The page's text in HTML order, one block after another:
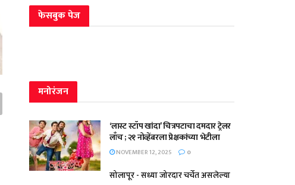
फेसबुक पेज
मनोरंजन
‘लास्ट स्टॉप खांदा’ चित्रपटाचा दमदार ट्रेलर
लाँच ; २१ नोव्हेंबरला प्रेक्षकांच्या भेटीला
NOVEMBER 12, 2025 0
सोलापूर - सध्या जोरदार चर्चेत असलेल्या